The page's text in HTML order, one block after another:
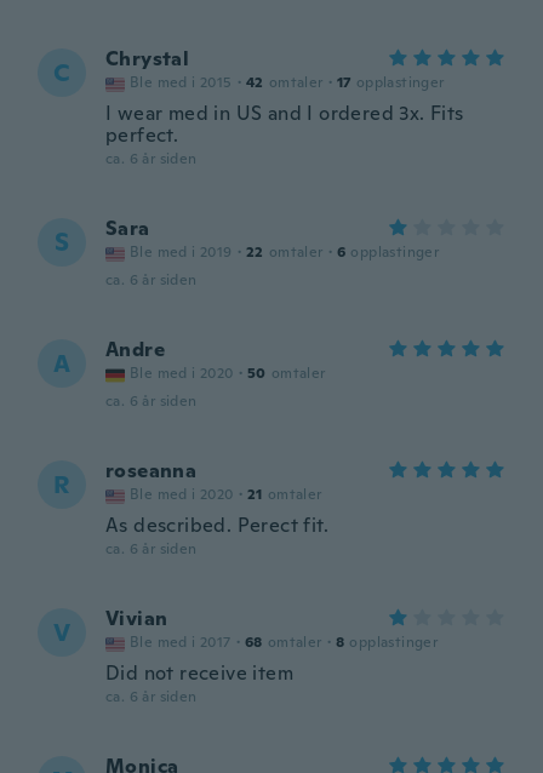
C Chrystal
Ble med i 2015 · 42 omtaler · 17 opplastinger
I wear med in US and I ordered 3x. Fits
perfect.
ca. 6 år siden
S Sara
Ble med i 2019 · 22 omtaler · 6 opplastinger
ca. 6 år siden
A Andre
Ble med i 2020 · 50 omtaler
ca. 6 år siden
R roseanna
Ble med i 2020 · 21 omtaler
As described. Perect fit.
ca. 6 år siden
V Vivian
Ble med i 2017 · 68 omtaler · 8 opplastinger
Did not receive item
ca. 6 år siden
Monica